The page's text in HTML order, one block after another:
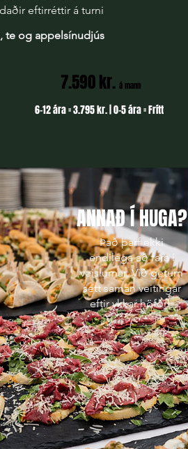
eftirréttir á turni
te og appelsínudjús
7.590 kr. á mann
6-12 ára = 3.795 kr. | 0-5 ára = Frítt
ANNAÐ Í HUGA?
Það þarf ekki
endilega að fara í
veislurnar. Við getum
sett saman veitingar
eftir ykkar höfði! ​